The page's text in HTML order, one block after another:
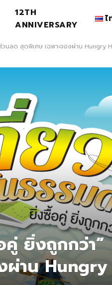
12TH
ANNIVERSARY
ไ
นลด สุดพิเศษ เฉพาะจองผ่าน Hungry
ยิ่งถูกกว่า”
ผ่าน Hungry